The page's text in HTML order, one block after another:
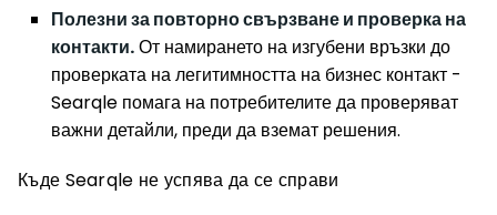
Полезни за повторно свързване и проверка на
контакти.От намирането на изгубени връзки до
проверката на легитимността на бизнес контакт -
Searqle помага на потребителите да проверяват
важни детайли, преди да вземат решения.
Къде Searqle не успява да се справи